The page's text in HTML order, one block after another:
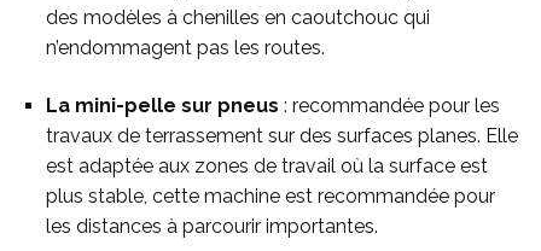
des modèles à chenilles en caoutchouc qui
n’endommagent pas les routes.
La mini-pelle sur pneus : recommandée pour les
travaux de terrassement sur des surfaces planes. Elle
est adaptée aux zones de travail où la surface est
plus stable, cette machine est recommandée pour
les distances à parcourir importantes.